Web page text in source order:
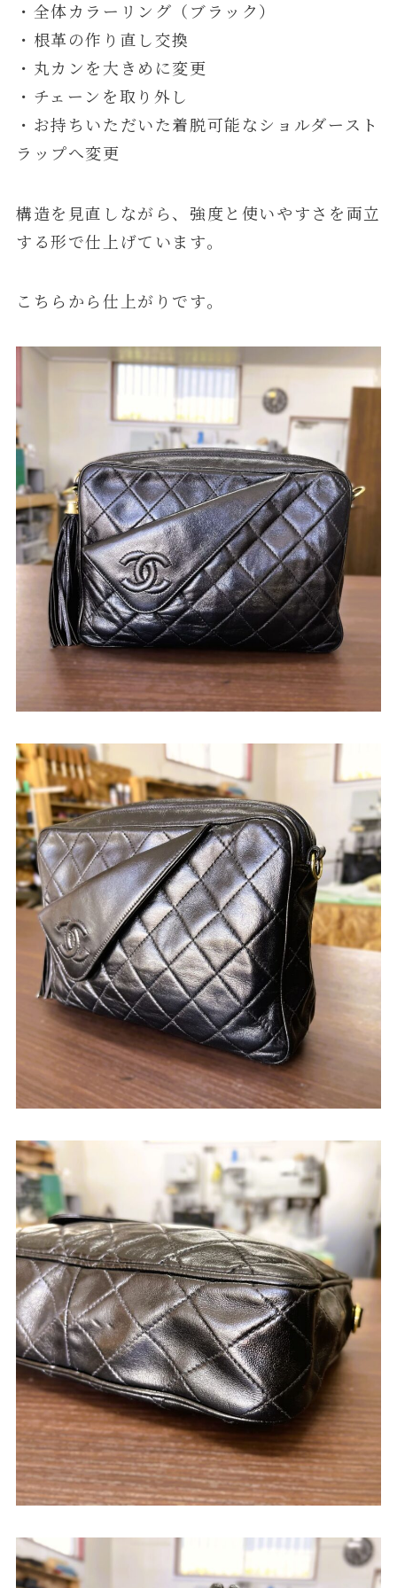
・全体カラーリング（ブラック）
・根革の作り直し交換
・丸カンを大きめに変更
・チェーンを取り外し
・お持ちいただいた着脱可能なショルダースト
ラップへ変更
構造を見直しながら、強度と使いやすさを両立
する形で仕上げています。
こちらから仕上がりです。